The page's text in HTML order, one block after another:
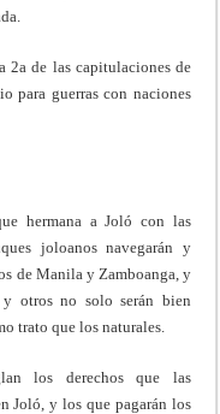
2a de las capitulaciones de
para guerras con naciones
hermana a Joló con las
joloanos navegarán y
de Manila y Zamboanga, y
otros no solo serán bien
trato que los naturales.
los derechos que las
Joló, y los que pagarán los